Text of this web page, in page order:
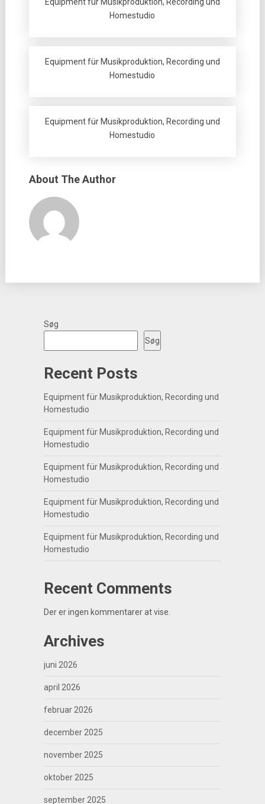
Homestudio
Equipment für Musikproduktion, Recording und
Homestudio
Equipment für Musikproduktion, Recording und
Homestudio
About The Author
Søg
Søg
Recent Posts
Equipment für Musikproduktion, Recording und
Homestudio
Equipment für Musikproduktion, Recording und
Homestudio
Equipment für Musikproduktion, Recording und
Homestudio
Equipment für Musikproduktion, Recording und
Homestudio
Equipment für Musikproduktion, Recording und
Homestudio
Recent Comments
Der er ingen kommentarer at vise.
Archives
juni 2026
april 2026
februar 2026
december 2025
november 2025
oktober 2025
september 2025